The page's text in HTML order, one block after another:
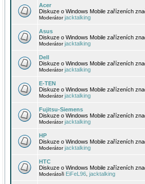
Acer
Diskuze o Windows Mobile zařízeních
Moderátorjacktalking
Asus
Diskuze o Windows Mobile zařízeních
Moderátorjacktalking
Dell
Diskuze o Windows Mobile zařízeních
Moderátorjacktalking
E-TEN
Diskuze o Windows Mobile zařízeních
Moderátorjacktalking
Fujitsu-Siemens
Diskuze o Windows Mobile zařízeních
Moderátorjacktalking
HP
Diskuze o Windows Mobile zařízeních
Moderátorjacktalking
HTC
Diskuze o Windows Mobile zařízeních
Moderátoři EiFeL96 jacktalking